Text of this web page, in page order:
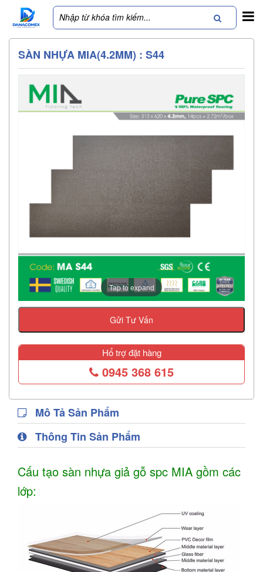
SÀN NHỰA MIA(4.2MM) : S44
Tap to expand
Gửi Tư Vấn
Hổ trợ đặt hàng
0945 368 615
Mô Tả Sản Phẩm
Thông Tin Sản Phẩm
Cấu tạo sàn nhựa giả gỗ spc MIA gồm các
lớp: